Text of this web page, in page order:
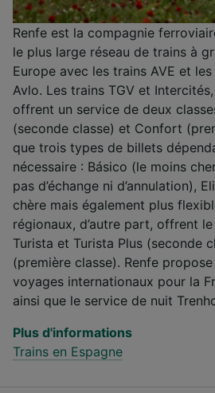
Renfe est la compagnie
le plus large réseau de trains à
Europe avec les trains AVE et
Avlo. Les trains TGV et
offrent un service de deux
(seconde classe) et Confort
que trois types de billets
nécessaire : Básico (le moins
pas d’échange ni d’annulation),
chère mais également plus
régionaux, d’autre part, offrent
Turista et Turista Plus (seconde
(première classe). Renfe
voyages internationaux pour la
ainsi que le service de nuit
Plus d'informations
Trains en Espagne